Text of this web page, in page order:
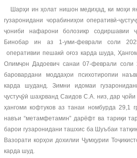
Шарҳи ин ҳолат нишон медиҳад, ки моҳи
гузаронидани чорабиниҳои оперативӣ-
ҷониби нафарони болозикр содиршавии
Бинобар ин аз 1-уми-феврали соли
оперативии пешакӣ оғоз карда шуда,
Олимҷон Дадоевич санаи 07-феврали
баровардани моддаҳои психотиропии
карда шуданд. Зимни идомаи
ҷустуҷӯӣ шаҳрванд Саидов С.А. низ, дар
ҳангоми кофтуков аз танаи номбурда 29,1
навъи “метамфетамин” дарёфт ва тариқи
барои гузаронидани ташхис ба Шуъбаи
Вазорати корҳои дохилии Ҷумҳурии
карда шуд.